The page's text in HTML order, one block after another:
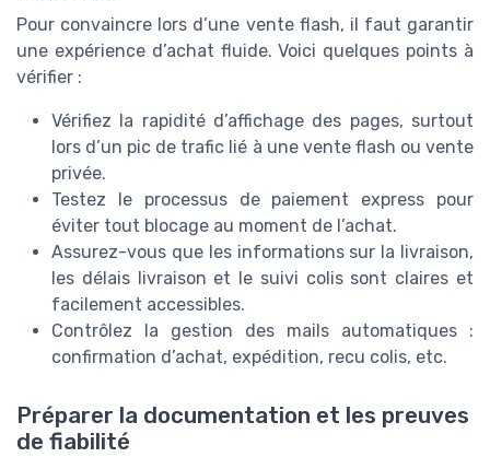
Pour convaincre lors d’une vente flash, il faut garantir
une expérience d’achat fluide. Voici quelques points à
vérifier :
Vérifiez la rapidité d’affichage des pages, surtout
lors d’un pic de trafic lié à une vente flash ou vente
privée.
Testez le processus de paiement express pour
éviter tout blocage au moment de l’achat.
Assurez-vous que les informations sur la livraison,
les délais livraison et le suivi colis sont claires et
facilement accessibles.
Contrôlez la gestion des mails automatiques :
confirmation d’achat, expédition, recu colis, etc.
Préparer la documentation et les preuves
de fiabilité